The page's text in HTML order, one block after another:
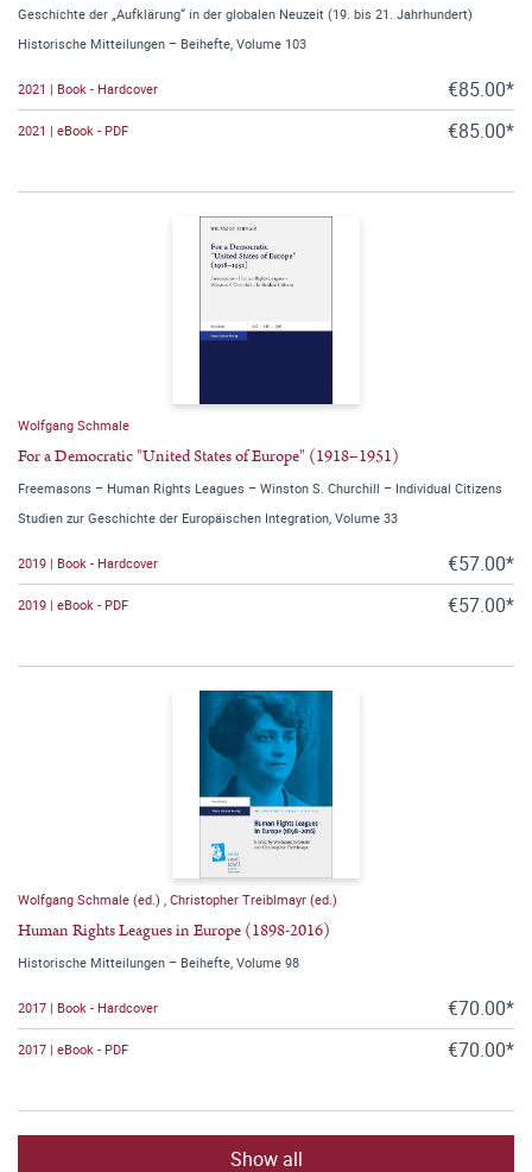
Geschichte der „Aufklärung“ in der globalen Neuzeit (19. bis 21. Jahrhundert)
Historische Mitteilungen – Beihefte, Volume 103
2021 | Book - Hardcover €85.00*
2021 | eBook - PDF €85.00*
Wolfgang Schmale
For a Democratic "United States of Europe" (1918–1951)
Freemasons – Human Rights Leagues – Winston S. Churchill – Individual Citizens
Studien zur Geschichte der Europäischen Integration, Volume 33
2019 | Book - Hardcover €57.00*
2019 | eBook - PDF €57.00*
Wolfgang Schmale (ed.) Christopher Treiblmayr (ed.)
Human Rights Leagues in Europe (1898-2016)
Historische Mitteilungen – Beihefte, Volume 98
2017 | Book - Hardcover €70.00*
2017 | eBook - PDF €70.00*
Show all